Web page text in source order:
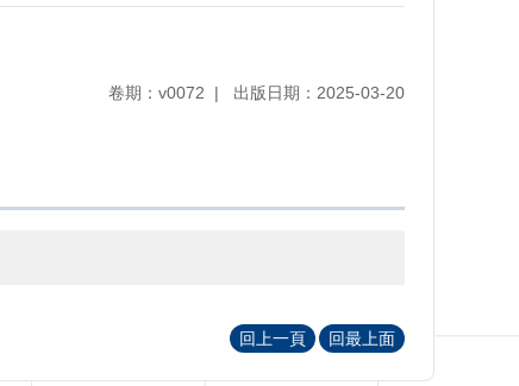
卷期：v0072 出版日期：2025-03-20
回上一頁
回最上面